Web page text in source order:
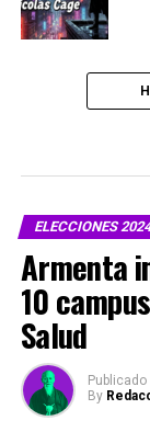
ELECCIONES
Armenta
10
Salud
Publicado
By